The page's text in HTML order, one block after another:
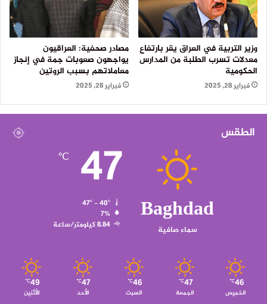
وزير التربية في العراق يقر بارتفاع
معدلات تسرب الطلبة من المدارس
الحكومية
فبراير 28, 2025
مصادر صحفية: العراقيون
يواجهون صعوبات جمة في إنجاز
معاملاتهم بسبب الروتين
فبراير 28, 2025
الطقس
Baghdad
سماء صافية
47
℃
7%
8.84 كيلومتر/ساعة
46
℃
الخميس
47
℃
الجمعة
46
℃
السبت
47
℃
الأحد
49
℃
الأثنين